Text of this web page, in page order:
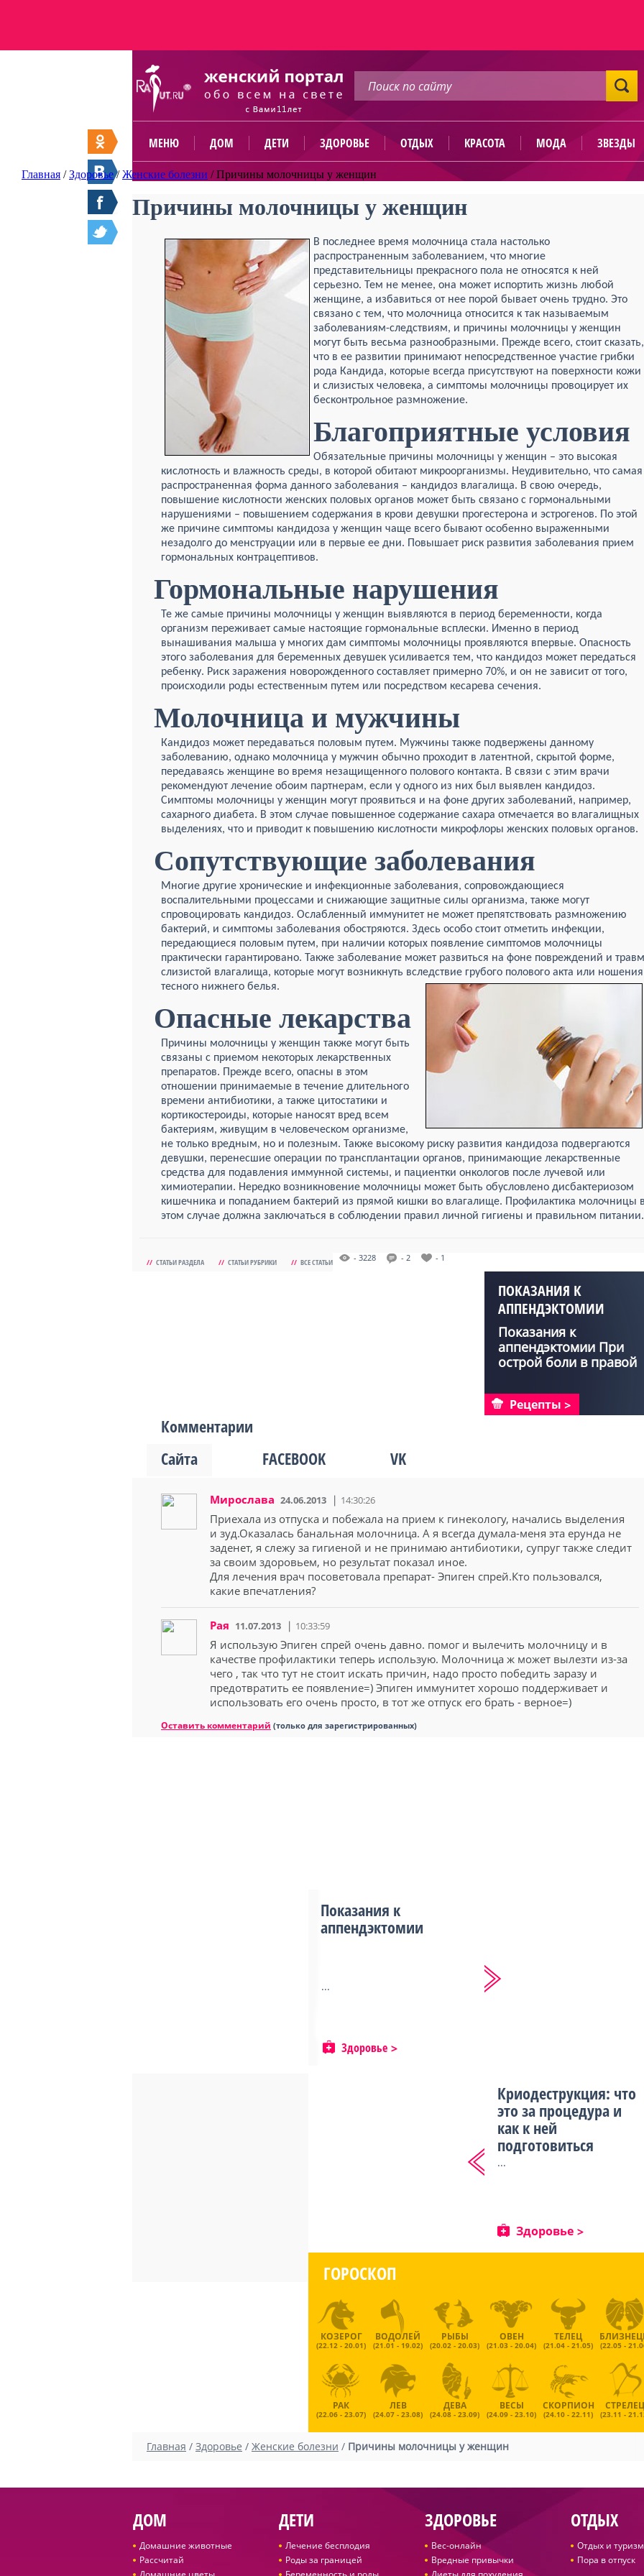
МЕНЮ ДОМ ДЕТИ ЗДОРОВЬЕ ОТДЫХ КРАСОТА МОДА ЗВЕЗДЫ
Главная /Здоровье/Женские болезни /Причины молочницы у женщин
Причины молочницы у женщин
В последнее время молочница стала настолько
распространенным заболеванием, что многие
представительницы прекрасного пола не относятся к ней
серьезно. Тем не менее, она может испортить жизнь любой
женщине, а избавиться от нее порой бывает очень трудно. Это
связано с тем, что молочница относится к так называемым
заболеваниям-следствиям, и причины молочницы у женщин
могут быть весьма разнообразными. Прежде всего, стоит сказать,
что в ее развитии принимают непосредственное участие грибки
рода Кандида, которые всегда присутствуют на поверхности кожи
и слизистых человека, а симптомы молочницы провоцирует их
бесконтрольное размножение.
Благоприятные условия
Обязательные причины молочницы у женщин – это высокая
кислотность и влажность среды, в которой обитают микроорганизмы. Неудивительно, что самая
распространенная форма данного заболевания – кандидоз влагалища. В свою очередь,
повышение кислотности женских половых органов может быть связано с гормональными
нарушениями – повышением содержания в крови девушки прогестерона и эстрогенов. По этой
же причине симптомы кандидоза у женщин чаще всего бывают особенно выраженными
незадолго до менструации или в первые ее дни. Повышает риск развития заболевания прием
гормональных контрацептивов.
Гормональные нарушения
Те же самые причины молочницы у женщин выявляются в период беременности, когда
организм переживает самые настоящие гормональные всплески. Именно в период
вынашивания малыша у многих дам симптомы молочницы проявляются впервые. Опасность
этого заболевания для беременных девушек усиливается тем, что кандидоз может передаться
ребенку. Риск заражения новорожденного составляет примерно 70%, и он не зависит от того,
происходили роды естественным путем или посредством кесарева сечения.
Молочница и мужчины
Кандидоз может передаваться половым путем. Мужчины также подвержены данному
заболеванию, однако молочница у мужчин обычно проходит в латентной, скрытой форме,
передаваясь женщине во время незащищенного полового контакта. В связи с этим врачи
рекомендуют лечение обоим партнерам, если у одного из них был выявлен кандидоз.
Симптомы молочницы у женщин могут проявиться и на фоне других заболеваний, например,
сахарного диабета. В этом случае повышенное содержание сахара отмечается во влагалищных
выделениях, что и приводит к повышению кислотности микрофлоры женских половых органов.
Сопутствующие заболевания
Многие другие хронические и инфекционные заболевания, сопровождающиеся
воспалительными процессами и снижающие защитные силы организма, также могут
спровоцировать кандидоз. Ослабленный иммунитет не может препятствовать размножению
бактерий, и симптомы заболевания обостряются. Здесь особо стоит отметить инфекции,
передающиеся половым путем, при наличии которых появление симптомов молочницы
практически гарантировано. Также заболевание может развиться на фоне повреждений и травм
слизистой влагалища, которые могут возникнуть вследствие грубого полового акта или ношения
тесного нижнего белья.
Опасные лекарства
Причины молочницы у женщин также могут быть
связаны с приемом некоторых лекарственных
препаратов. Прежде всего, опасны в этом
отношении принимаемые в течение длительного
времени антибиотики, а также цитостатики и
кортикостероиды, которые наносят вред всем
бактериям, живущим в человеческом организме,
не только вредным, но и полезным. Также высокому риску развития кандидоза подвергаются
девушки, перенесшие операции по трансплантации органов, принимающие лекарственные
средства для подавления иммунной системы, и пациентки онкологов после лучевой или
химиотерапии. Нередко возникновение молочницы может быть обусловлено дисбактериозом
кишечника и попаданием бактерий из прямой кишки во влагалище. Профилактика молочницы
этом случае должна заключаться в соблюдении правил личной гигиены и правильном питании.
// СТАТЬИ РАЗДЕЛА // СТАТЬИ РУБРИКИ // ВСЕ СТАТЬИ - 3228 - 2 - 1
ПОКАЗАНИЯ К
АППЕНДЭКТОМИИ
Показания к
аппендэктомии При
острой боли в правой
Рецепты
Комментарии
Сайта
FACEBOOK VK
Мирослава 24.06.2013 14:30:26
Приехала из отпуска и побежала на прием к гинекологу, начались выделения
и зуд.Оказалась банальная молочница. А я всегда думала-меня эта ерунда не
заденет, я слежу за гигиеной и не принимаю антибиотики, супруг также следит
за своим здоровьем, но результат показал иное.
Для лечения врач посоветовала препарат- Эпиген спрей.Кто пользовался,
какие впечатления?
Рая 11.07.2013 10:33:59
Я использую Эпиген спрей очень давно. помог и вылечить молочницу и в
качестве профилактики теперь использую. Молочница ж может вылезти из-за
чего , так что тут не стоит искать причин, надо просто победить заразу и
предотвратить ее появление=) Эпиген иммунитет хорошо поддерживает и
использовать его очень просто, в тот же отпуск его брать - верное=)
Оставить комментарий (только для зарегистрированных)
Показания к
аппендэктомии
...
Здоровье
Криодеструкция: что
это за процедура и
как к ней
подготовиться
...
Здоровье
ГОРОСКОП
КОЗЕРОГ
(22.12 - 20.01)
ВОДОЛЕЙ
(21.01 - 19.02)
РЫБЫ
(20.02 - 20.03)
ОВЕН
(21.03 - 20.04)
ТЕЛЕЦ
(21.04 - 21.05) (22.05 -
РАК
(22.06 - 23.07)
ЛЕВ
(24.07 - 23.08)
ДЕВА
(24.08 - 23.09)
ВЕСЫ
(24.09 - 23.10)
СКОРПИОН
(24.10 - 22.11)
СТРЕЛЕЦ
(23.11 -
Главная / Здоровье / Женские болезни / Причины молочницы у женщин
ДОМ
Домашние животные
Рассчитай
ДЕТИ
Лечение бесплодия
Роды за границей
ЗДОРОВЬЕ
Вес-онлайн
Вредные привычки
ОТДЫХ
Отдых и туризм
Пора в отпуск